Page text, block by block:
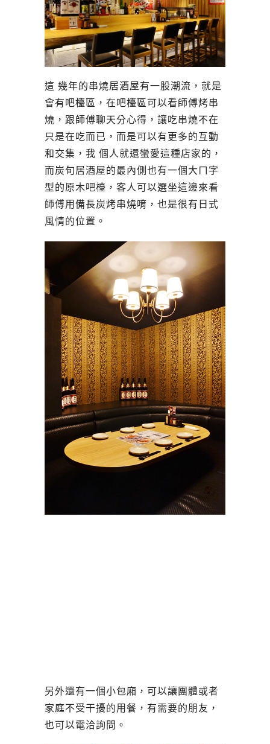
這 幾年的串燒居酒屋有一股潮流，就是
會有吧檯區，在吧檯區可以看師傅烤串
燒，跟師傅聊天分心得，讓吃串燒不在
只是在吃而已，而是可以有更多的互動
和交集，我 個人就還蠻愛這種店家的，
而炭旬居酒屋的最內側也有一個大ㄇ字
型的原木吧檯，客人可以選坐這邊來看
師傅用備長炭烤串燒唷，也是很有日式
風情的位置。
另外還有一個小包廂，可以讓團體或者
家庭不受干擾的用餐，有需要的朋友，
也可以電洽詢問。